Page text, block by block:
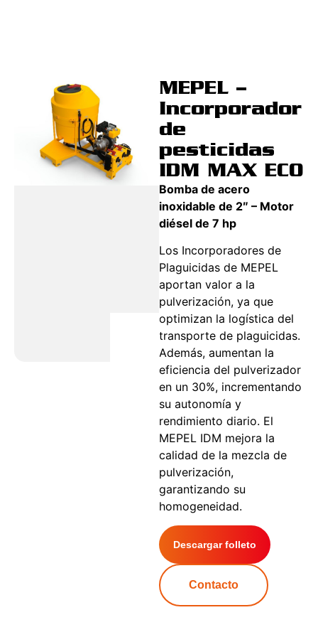
MEPEL –
Incorporador
de
pesticidas
IDM MAX ECO
Bomba de acero
inoxidable de 2″ – Motor
diésel de 7 hp
Los Incorporadores de
Plaguicidas de MEPEL
aportan valor a la
pulverización, ya que
optimizan la logística del
transporte de plaguicidas.
Además, aumentan la
eficiencia del pulverizador
en un 30%, incrementando
su autonomía y
rendimiento diario. El
MEPEL IDM mejora la
calidad de la mezcla de
pulverización,
garantizando su
homogeneidad.
Descargar folleto
Contacto